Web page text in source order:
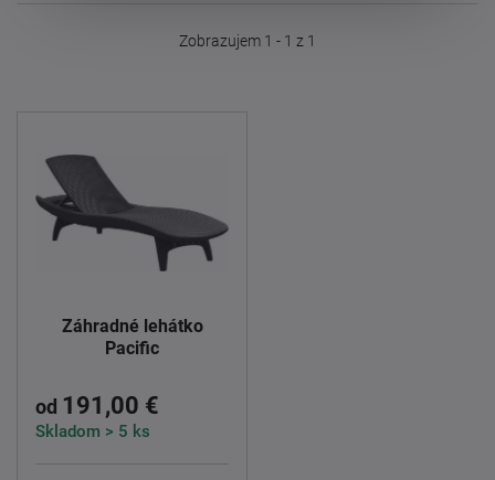
Zobrazujem 1 - 1 z 1
Záhradné lehátko
Pacific
od 191,00 €
Skladom > 5 ks